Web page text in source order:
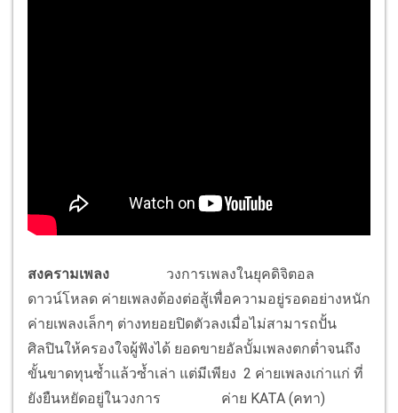
สงครามเพลง วงการเพลงในยุคดิจิตอล
ดาวน์โหลด ค่ายเพลงต้องต่อสู้เพื่อความอยู่รอดอย่างหนัก
ค่ายเพลงเล็กๆ ต่างทยอยปิดตัวลงเมื่อไม่สามารถปั้น
ศิลปินให้ครองใจผู้ฟังได้ ยอดขายอัลบั้มเพลงตกต่ำจนถึง
ขั้นขาดทุนซ้ำแล้วซ้ำเล่า แต่มีเพียง 2 ค่ายเพลงเก่าแก่ ที่
ยังยืนหยัดอยู่ในวงการ
ค่าย KATA (คทา)